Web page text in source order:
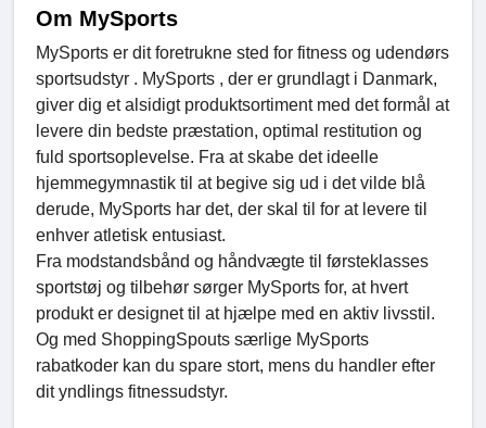
Om MySports
MySports er dit foretrukne sted for fitness og udendørs
sportsudstyr . MySports , der er grundlagt i Danmark,
giver dig et alsidigt produktsortiment med det formål at
levere din bedste præstation, optimal restitution og
fuld sportsoplevelse. Fra at skabe det ideelle
hjemmegymnastik til at begive sig ud i det vilde blå
derude, MySports har det, der skal til for at levere til
enhver atletisk entusiast.
Fra modstandsbånd og håndvægte til førsteklasses
sportstøj og tilbehør sørger MySports for, at hvert
produkt er designet til at hjælpe med en aktiv livsstil.
Og med ShoppingSpouts særlige MySports
rabatkoder kan du spare stort, mens du handler efter
dit yndlings fitnessudstyr.